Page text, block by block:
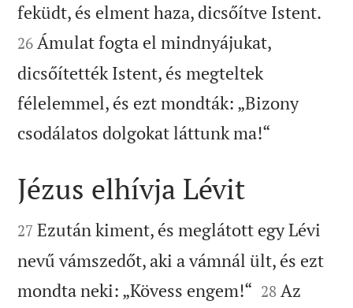
feküdt, és elment haza, dicsőítve Istent.
26 Ámulat fogta el mindnyájukat,
dicsőítették Istent, és megteltek
félelemmel, és ezt mondták: „Bizony
csodálatos dolgokat láttunk ma!“

Jézus elhívja Lévit

27 Ezután kiment, és meglátott egy Lévi
nevű vámszedőt, aki a vámnál ült, és ezt
mondta neki: „Kövess engem!“ 

28 Az